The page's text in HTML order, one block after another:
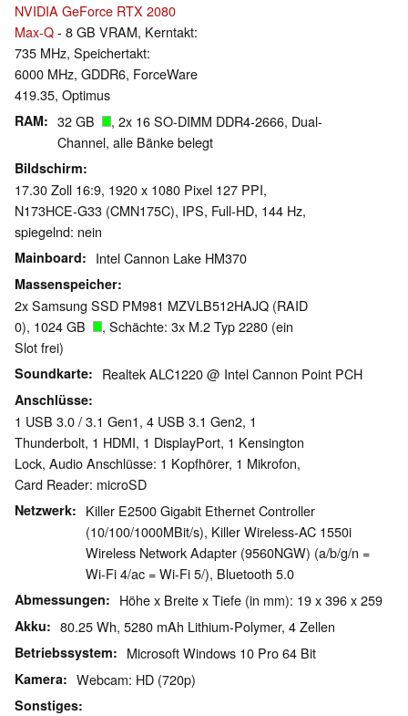
NVIDIA GeForce RTX 2080
Max-Q- 8 GB VRAM, Kerntakt:
735 MHz, Speichertakt:
6000 MHz, GDDR6, ForceWare
419.35, Optimus
RAM 32 GB
, 2x 16 SO-DIMM DDR4-2666, Dual-
Channel, alle Bänke belegt
Bildschirm
17.30 Zoll 16:9, 1920 x 1080 Pixel 127 PPI,
N173HCE-G33 (CMN175C), IPS, Full-HD, 144 Hz,
spiegelnd: nein
Mainboard Intel Cannon Lake HM370
Massenspeicher
2x Samsung SSD PM981 MZVLB512HAJQ (RAID
0), 1024 GB
, Schächte: 3x M.2 Typ 2280 (ein
Slot frei)
Soundkarte Realtek ALC1220 @ Intel Cannon Point PCH
Anschlüsse
1 USB 3.0 / 3.1 Gen1, 4 USB 3.1 Gen2, 1
Thunderbolt, 1 HDMI, 1 DisplayPort, 1 Kensington
Lock, Audio Anschlüsse: 1 Kopfhörer, 1 Mikrofon,
Card Reader: microSD
Netzwerk
Killer E2500 Gigabit Ethernet Controller
(10/100/1000MBit/s), Killer Wireless-AC 1550i
Wireless Network Adapter (9560NGW) (a/b/g/n =
Wi-Fi 4/ac = Wi-Fi 5/), Bluetooth 5.0
Abmessungen Höhe x Breite x Tiefe (in mm): 19 x 396 x 259
Akku 80.25 Wh, 5280 mAh Lithium-Polymer, 4 Zellen
Betriebssystem Microsoft Windows 10 Pro 64 Bit
Kamera Webcam: HD (720p)
Sonstiges